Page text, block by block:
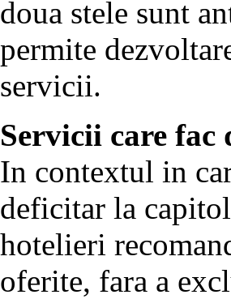
doua stele sunt
permite
servicii.
Servicii care fac
In contextul in
deficitar la
hotelieri
oferite, fara a